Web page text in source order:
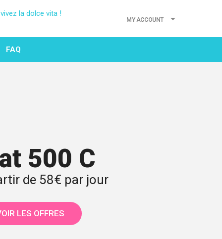
MY ACCOUNT
FAQ
500 C
de 58€ par jour
LES OFFRES